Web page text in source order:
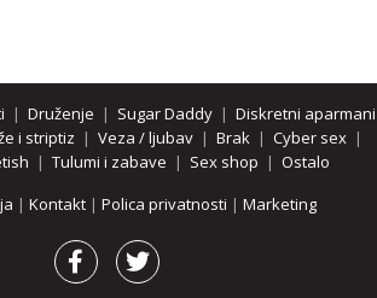
| Druženje | Sugar Daddy| Diskretni aparmani
i striptiz | Veza / ljubav | Brak | Cyber sex |
| Tulumi i zabave | Sex shop | Ostalo
| Kontakt | Polica privatnosti | Marketing